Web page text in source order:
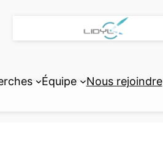
Équipe Nous rejoindre